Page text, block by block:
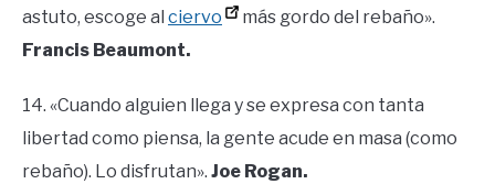
astuto, escoge al ciervo
más gordo del rebaño».
Francis Beaumont.
14. «Cuando alguien llega y se expresa con tanta
libertad como piensa, la gente acude en masa (como
rebaño). Lo disfrutan». Joe Rogan.